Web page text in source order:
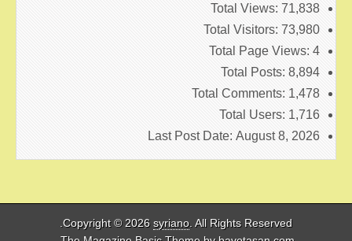
Total Views: 71,838
Total Visitors: 73,980
Total Page Views: 4
Total Posts: 8,894
Total Comments: 1,478
Total Users: 1,716
Last Post Date: August 8, 2026
Copyright © 2026 syriano . All Rights Reserved.